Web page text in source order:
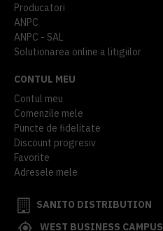
Producatori
ANPC
ANPC - SAL
Solutionarea online a litigiilor
CONTUL MEU
Contul meu
Comenzile mele
Puncte de fidelitate
Discount progresiv
Favorite
Adresele mele
SANITO DISTRIBUTION
WEST BUSINESS CAMPUS